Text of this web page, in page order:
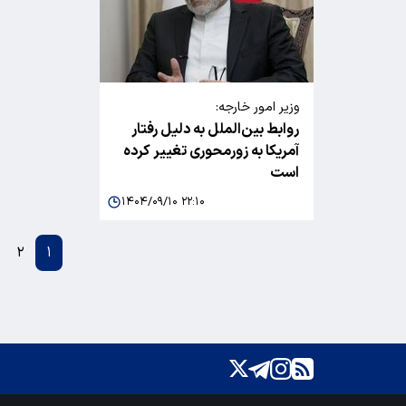
وزیر امور خارجه:
روابط بین‌الملل به دلیل رفتار
آمریکا به زورمحوری تغییر کرده
است
۱۴۰۴/۰۹/۱۰ ۲۲:۱۰
۱ ۲